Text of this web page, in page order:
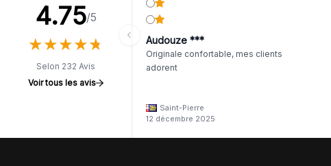
4.75/5
★★★★★
★★★★★
Selon 232 Avis
Voir tous les avis
Audouze ***
Originale confortable, mes clients
adorent
Saint-Pierre
12 décembre 2025